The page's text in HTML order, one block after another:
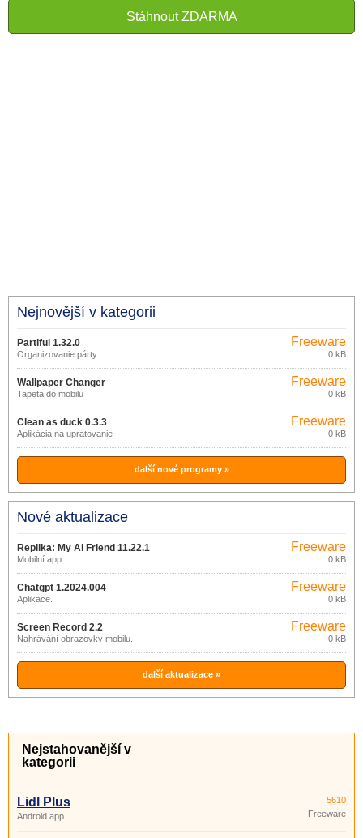
Stáhnout ZDARMA
Nejnovější v kategorii
Partiful 1.32.0
Organizovanie párty
Freeware
0 kB
Wallpaper Changer
Tapeta do mobilu
Freeware
0 kB
Clean as duck 0.3.3
Aplikácia na upratovanie
Freeware
0 kB
další nové programy »
Nové aktualizace
Replika: My Ai Friend 11.22.1
Mobilní app.
Freeware
0 kB
Chatgpt 1.2024.004
Aplikace.
Freeware
0 kB
Screen Record 2.2
Nahrávání obrazovky mobilu.
Freeware
0 kB
další aktualizace »
Nejstahovanější v
kategorii
Lidl Plus
Android app.
5610
Freeware